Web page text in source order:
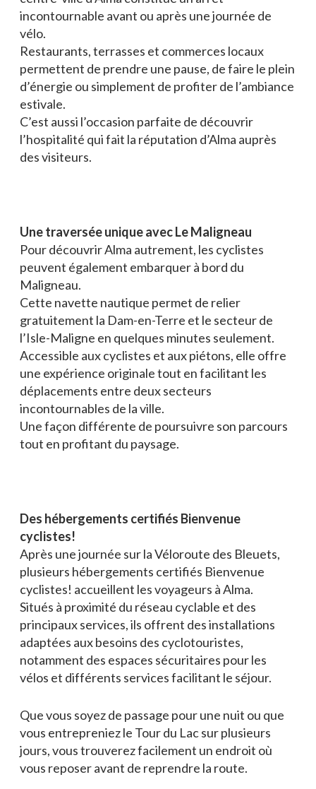
incontournable avant ou après une journée de
vélo.
Restaurants, terrasses et commerces locaux
permettent de prendre une pause, de faire le plein
d’énergie ou simplement de profiter de l’ambiance
estivale.
C’est aussi l’occasion parfaite de découvrir
l’hospitalité qui fait la réputation d’Alma auprès
des visiteurs.
Une traversée unique avec Le Maligneau
Pour découvrir Alma autrement, les cyclistes
peuvent également embarquer à bord du
Maligneau.
Cette navette nautique permet de relier
gratuitement la Dam-en-Terre et le secteur de
l’Isle-Maligne en quelques minutes seulement.
Accessible aux cyclistes et aux piétons, elle offre
une expérience originale tout en facilitant les
déplacements entre deux secteurs
incontournables de la ville.
Une façon différente de poursuivre son parcours
tout en profitant du paysage.
Des hébergements certifiés Bienvenue
cyclistes!
Après une journée sur la Véloroute des Bleuets,
plusieurs hébergements certifiés Bienvenue
cyclistes! accueillent les voyageurs à Alma.
Situés à proximité du réseau cyclable et des
principaux services, ils offrent des installations
adaptées aux besoins des cyclotouristes,
notamment des espaces sécuritaires pour les
vélos et différents services facilitant le séjour.
Que vous soyez de passage pour une nuit ou que
vous entrepreniez le Tour du Lac sur plusieurs
jours, vous trouverez facilement un endroit où
vous reposer avant de reprendre la route.